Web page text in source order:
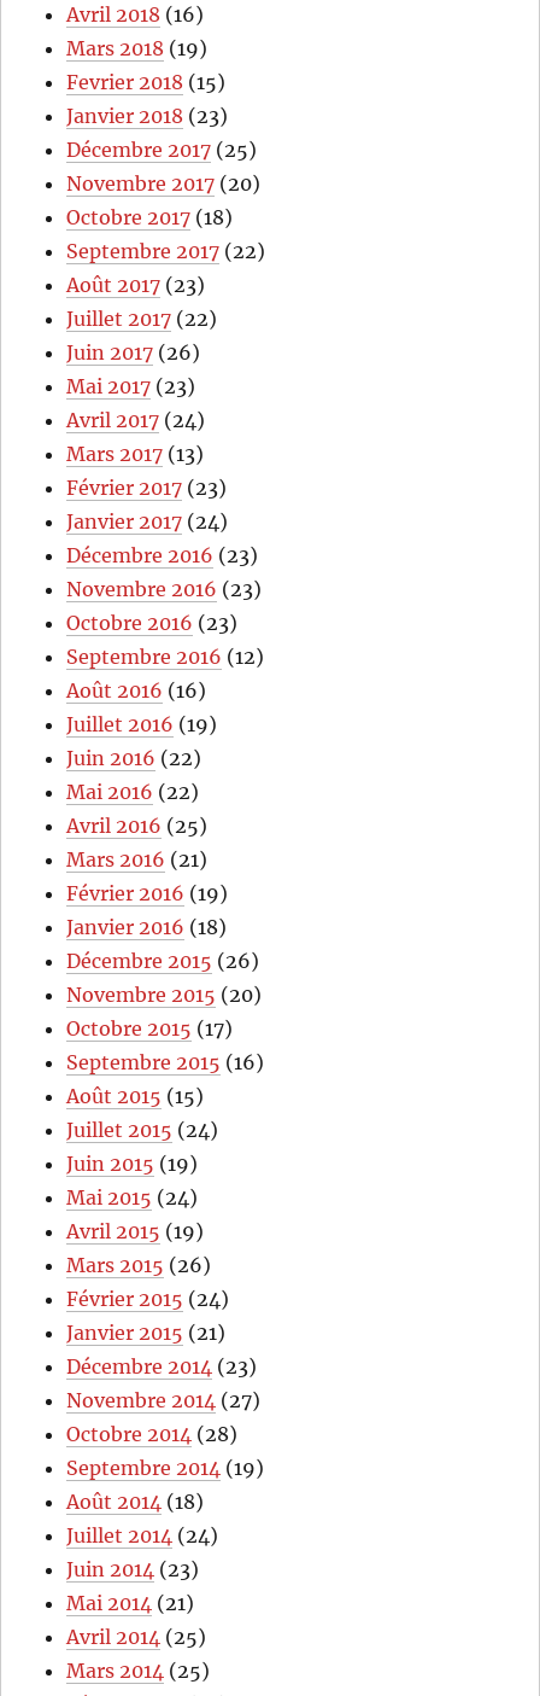
Avril 2018 (16)
Mars 2018 (19)
Fevrier 2018 (15)
Janvier 2018 (23)
Décembre 2017 (25)
Novembre 2017 (20)
Octobre 2017 (18)
Septembre 2017 (22)
Août 2017 (23)
Juillet 2017 (22)
Juin 2017 (26)
Mai 2017 (23)
Avril 2017 (24)
Mars 2017 (13)
Février 2017 (23)
Janvier 2017 (24)
Décembre 2016 (23)
Novembre 2016 (23)
Octobre 2016 (23)
Septembre 2016 (12)
Août 2016 (16)
Juillet 2016 (19)
Juin 2016 (22)
Mai 2016 (22)
Avril 2016 (25)
Mars 2016 (21)
Février 2016 (19)
Janvier 2016 (18)
Décembre 2015 (26)
Novembre 2015 (20)
Octobre 2015 (17)
Septembre 2015 (16)
Août 2015 (15)
Juillet 2015 (24)
Juin 2015 (19)
Mai 2015 (24)
Avril 2015 (19)
Mars 2015 (26)
Février 2015 (24)
Janvier 2015 (21)
Décembre 2014 (23)
Novembre 2014 (27)
Octobre 2014 (28)
Septembre 2014 (19)
Août 2014 (18)
Juillet 2014 (24)
Juin 2014 (23)
Mai 2014 (21)
Avril 2014 (25)
Mars 2014 (25)